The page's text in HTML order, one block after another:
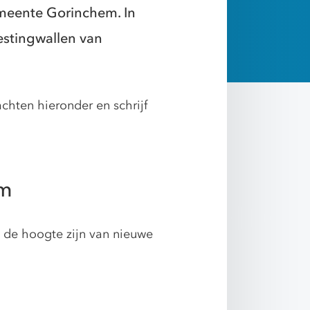
Gorinchem. In
van
hieronder en schrijf
hoogte zijn van nieuwe